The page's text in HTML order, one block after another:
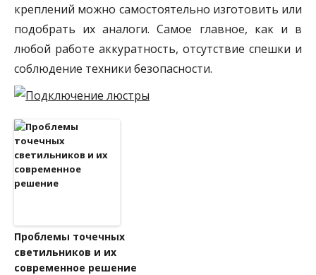
креплений можно самостоятельно изготовить или
подобрать их аналоги. Самое главное, как и в
любой работе аккуратность, отсутствие спешки и
соблюдение техники безопасности.
Проблемы точечных
светильников и их
современное решение